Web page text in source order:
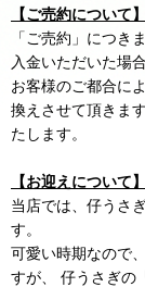
【ご売約について】
「ご売約」につき
入金いただいた場
お客様のご都合に
換えさせて頂きま
たします。
【お迎えについて】
当店では、仔うさ
す。
可愛い時期なので
すが、 仔うさぎの